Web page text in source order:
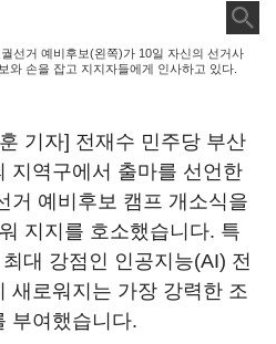
선거 예비후보(왼쪽)가 10일 자신의 선거사
와 손을 잡고 지지자들에게 인사하고 있다.
기자] 전재수 민주당 부산
지역구에서 출마를 선언한
거 예비후보 캠프 개소식을
지지를 호소했습니다. 특
대 강점인 인공지능(AI) 전
새로워지는 가장 강력한 조
부여했습니다.